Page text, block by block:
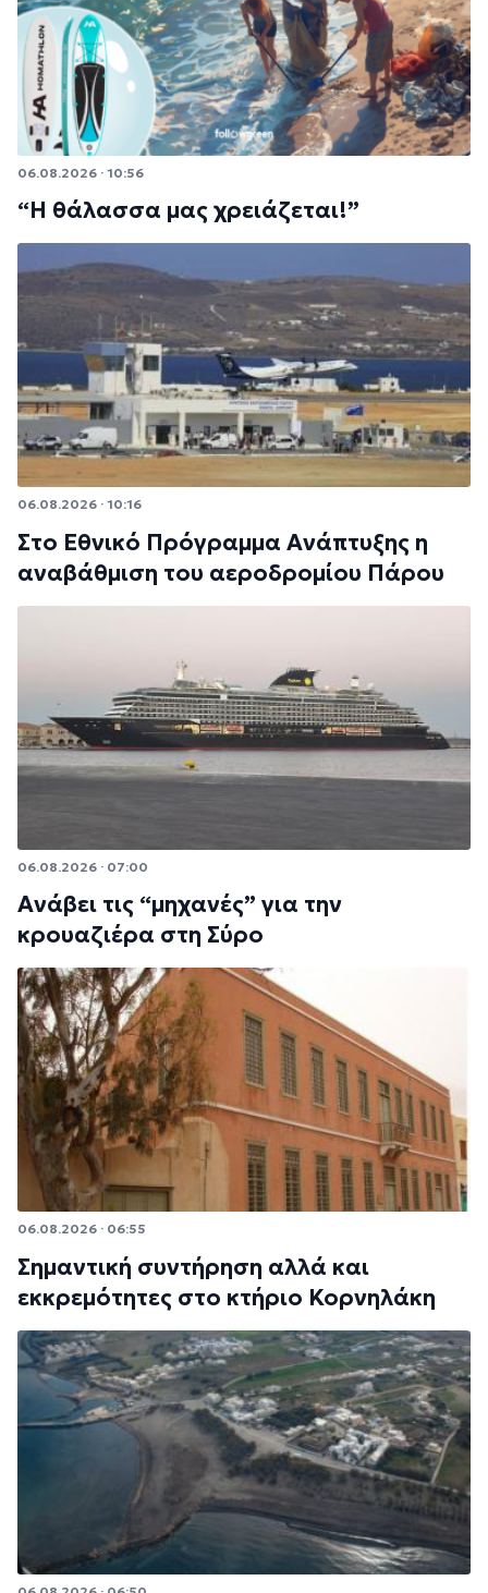
06.08.2026 · 10:56
“Η θάλασσα μας χρειάζεται!”
06.08.2026 · 10:16
Στο Εθνικό Πρόγραμμα Ανάπτυξης η
αναβάθμιση του αεροδρομίου Πάρου
06.08.2026 · 07:00
Ανάβει τις “μηχανές” για την
κρουαζιέρα στη Σύρο
06.08.2026 · 06:55
Σημαντική συντήρηση αλλά και
εκκρεμότητες στο κτήριο Κορνηλάκη